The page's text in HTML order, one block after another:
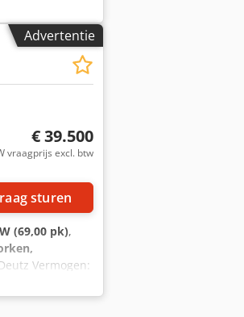
toegestaan
2,70 m
VorkAdvertentie
€ 39.500
vraagprijs excl. btw
sturen
(69,00 pk),
Vermogen:
x 1,60m x
en